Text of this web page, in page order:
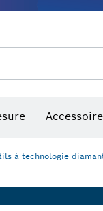
à technologie